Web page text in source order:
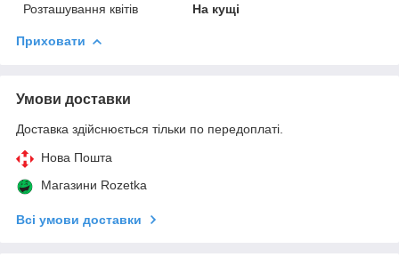
Розташування квітів
На кущі
Приховати
Умови доставки
Доставка здійснюється тільки по передоплаті.
Нова Пошта
Магазини Rozetka
Всі умови доставки